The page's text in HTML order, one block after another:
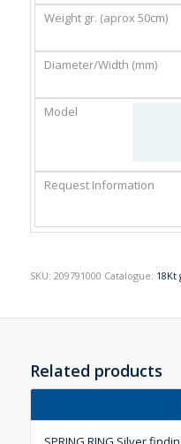
(APROX
SKU: 209791000 Catalogue: 18Kt
Related products